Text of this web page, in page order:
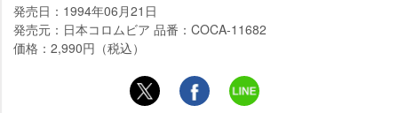
発売日：1994年06月21日
発売元：日本コロムビア 品番：COCA-11682
価格：2,990円（税込）